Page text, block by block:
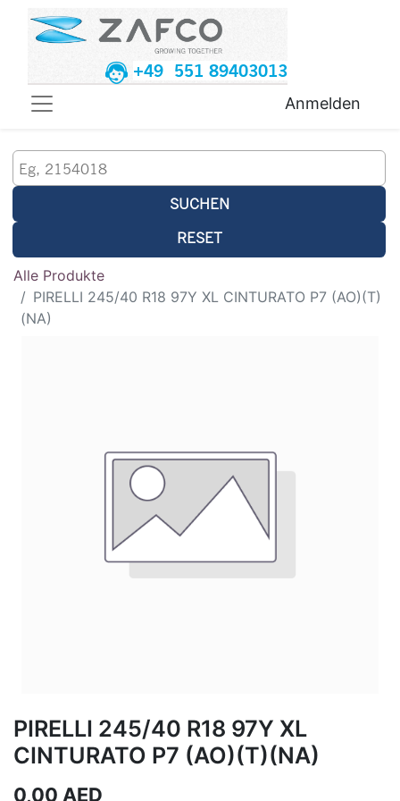
+49 551 89403013
Anmelden
SUCHEN
RESET
Alle Produkte
PIRELLI 245/40 R18 97Y XL CINTURATO P7 (AO)(T)
(NA)
PIRELLI 245/40 R18 97Y XL
CINTURATO P7 (AO)(T)(NA)
0,00 AED